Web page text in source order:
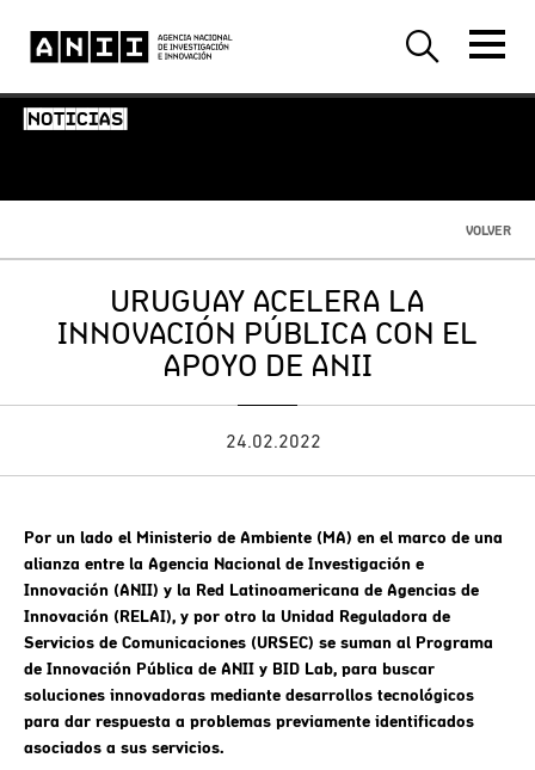
-NOTICIAS-
VOLVER
URUGUAY ACELERA LA
INNOVACIÓN PÚBLICA CON EL
APOYO DE ANII
24.02.2022
Por un lado el Ministerio de Ambiente (MA) en el marco de una
alianza entre la Agencia Nacional de Investigación e
Innovación (ANII) y la Red Latinoamericana de Agencias de
Innovación (RELAI), y por otro la Unidad Reguladora de
Servicios de Comunicaciones (URSEC) se suman al Programa
de Innovación Pública de ANII y BID Lab, para buscar
soluciones innovadoras mediante desarrollos tecnológicos
para dar respuesta a problemas previamente identificados
asociados a sus servicios.